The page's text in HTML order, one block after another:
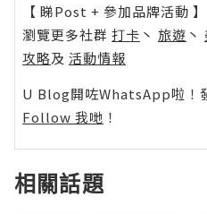
【 睇Post + 參加品牌活動 】
瀏覽更多社群 打卡 丶 旅遊 丶
攻略及 活動情報
U Blog開咗WhatsApp啦！
Follow 我哋 ！
相關話題